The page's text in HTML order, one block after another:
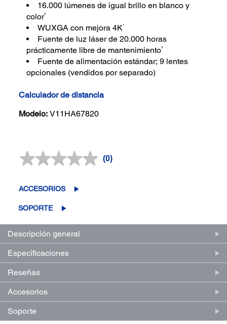
16.000 lúmenes de igual brillo en blanco y
color2
WUXGA con mejora 4K1
Fuente de luz láser de 20.000 horas
prácticamente libre de mantenimiento3
Fuente de alimentación estándar; 9 lentes
opcionales (vendidos por separado)
Calculador de distancia
Modelo: V11HA67820
Sin
(0)
ACCESORIOS
SOPORTE
Descripción general
Especificaciones
Reseñas
Accesorios
Soporte